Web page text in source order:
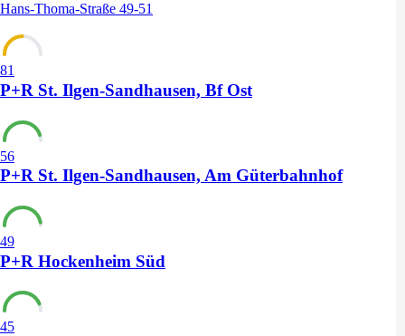
Hans-Thoma-Straße 49-51
81
P+R St. Ilgen-Sandhausen, Bf Ost
56
P+R St. Ilgen-Sandhausen, Am Güterbahnhof
49
P+R Hockenheim Süd
45